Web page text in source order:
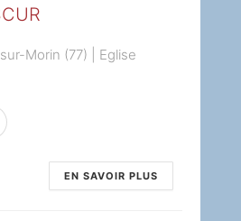
Morin (77) | Eglise
EN SAVOIR PLUS